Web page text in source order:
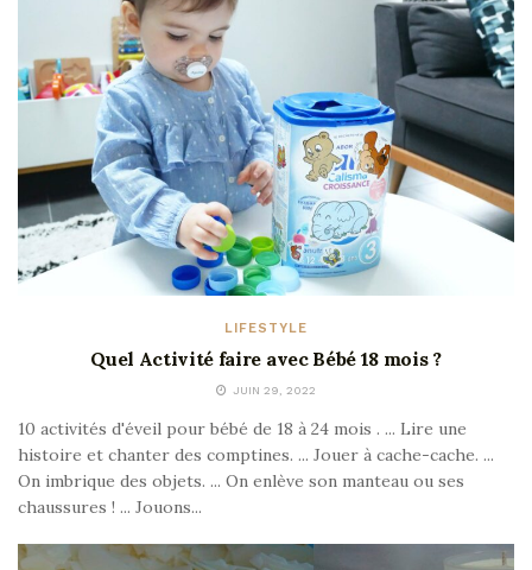
LIFESTYLE
Quel Activité faire avec Bébé 18 mois ?
JUIN 29, 2022
10 activités d'éveil pour bébé de 18 à 24 mois . ... Lire une
histoire et chanter des comptines. ... Jouer à cache-cache. ...
On imbrique des objets. ... On enlève son manteau ou ses
chaussures ! ... Jouons...